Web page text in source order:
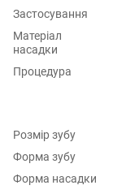
Застосування
Матеріал
насадки
Процедура
Розмір зубу
Форма зубу
Форма насадки